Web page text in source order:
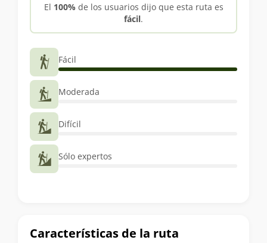
Características de la ruta
El 100% de los usuarios dijo que esta ruta es
fácil.
Fácil
Moderada
Difícil
Sólo expertos